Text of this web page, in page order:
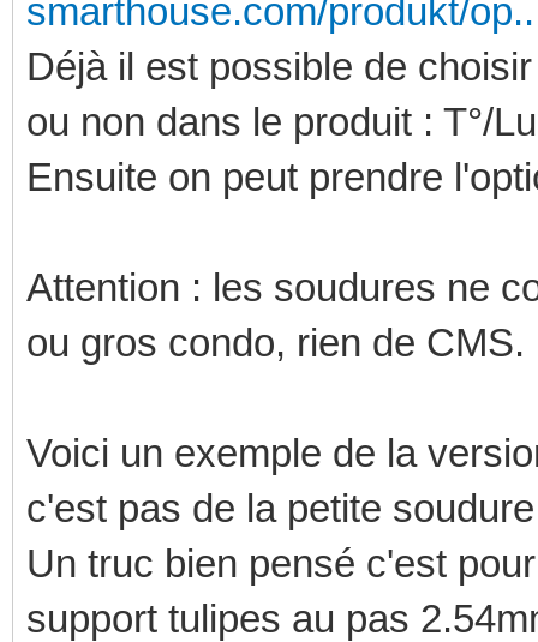
smarthouse.com/produkt/
Déjà il est possible de
ou non dans le produit : T°/
Ensuite on peut prendre
Attention : les soudures ne
ou gros condo, rien de CMS.
Voici un exemple de la
c'est pas de la petite
Un truc bien pensé c'est
support tulipes au pas